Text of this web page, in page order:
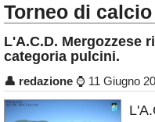
Politica
Sport
Eventi
Rubriche
Torneo di
L'A.C.D. Mergozzese
categoria pulcini.
👤 redazione ⌚ 11 Giugno